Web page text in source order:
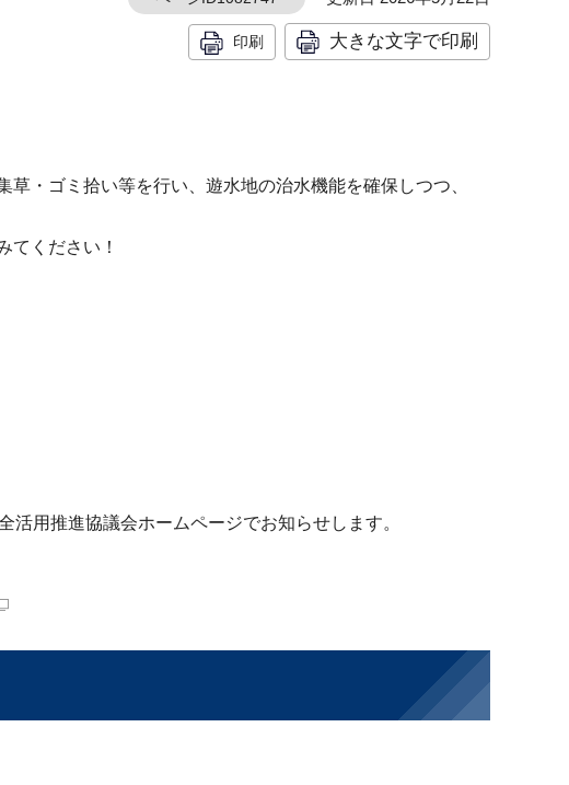
印刷 大きな文字で印刷
・ゴミ拾い等を行い、遊水地の治水機能を確保しつつ、
てください！
用推進協議会ホームページでお知らせします。